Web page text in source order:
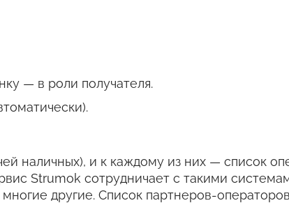
— в роли получателя.
наличных), и к каждому из них — список
Strumok сотрудничает с такими
другие. Список партнеров-